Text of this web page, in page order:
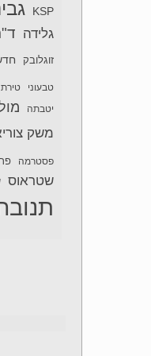
KSP
גלידה
זוגלובק
טבעוני טירת
יטבתה
משק
פסטרמה
שטראוס